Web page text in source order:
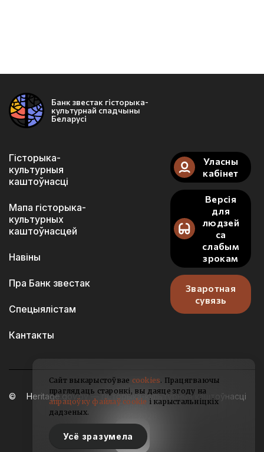
Банк звестак гісторыка-
культурнай спадчыны
Беларусі
Гісторыка-
культурныя
каштоўнасці
Мапа гісторыка-
культурных
каштоўнасцей
Навіны
Пра Банк звестак
Спецыялістам
Кантакты
Уласны
кабінет
Версія
для
людзей
са
слабым
зрокам
Зваротная
сувязь
Heritage.gov.by — гісторыка-культурныя каштоўнасці
Беларусі
Сайт выкарыстоўвае cookies. Працягваючы
праглядаць старонкі, вы даяце згоду на
апрацоўку файлаў cookie і карыстальніцкіх
дадзеных.
Усё зразумела